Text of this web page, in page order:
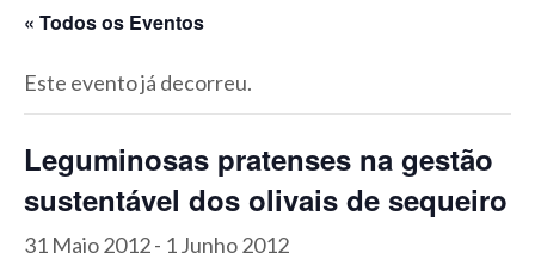
« Todos os Eventos
Este evento já decorreu.
Leguminosas pratenses na gestão
sustentável dos olivais de sequeiro
31 Maio 2012- 1 Junho 2012